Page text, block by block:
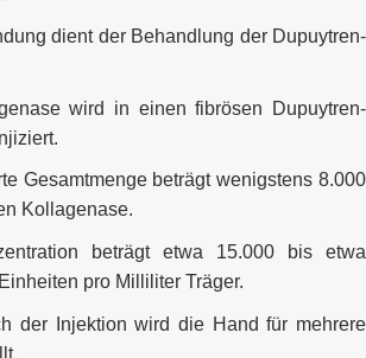
dient der Behandlung der Dupuytren-
wird in einen fibrösen Dupuytren-
Gesamtmenge beträgt wenigstens 8.000
Kollagenase.
beträgt etwa 15.000 bis etwa
pro Milliliter Träger.
der Injektion wird die Hand für mehrere